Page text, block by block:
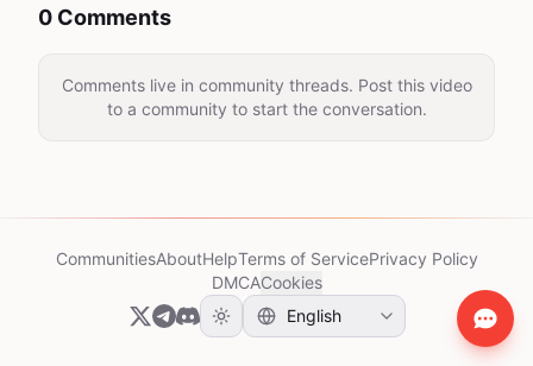
0 Comments
Comments live in community threads. Post this video
to a community to start the conversation.
CommunitiesAboutHelpTerms of ServicePrivacy Policy
DMCACookies